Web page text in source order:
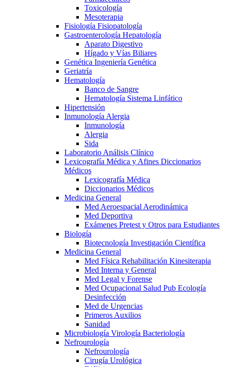
Toxicología
Mesoterapia
Fisiología Fisiopatología
Gastroenterología Hepatología
Aparato Digestivo
Hígado y Vías Biliares
Genética Ingeniería Genética
Geriatría
Hematología
Banco de Sangre
Hematología Sistema Linfático
Hipertensión
Inmunología Alergia
Inmunología
Alergia
Sida
Laboratorio Análisis Clínico
Lexicografía Médica y Afines Diccionarios
Médicos
Lexicografía Médica
Diccionarios Médicos
Medicina General
Med Aeroespacial Aerodinámica
Med Deportiva
Exámenes Pretest y Otros para Estudiantes
Biología
Biotecnología Investigación Científica
Medicina General
Med Física Rehabilitación Kinesiterapia
Med Interna y General
Med Legal y Forense
Med Ocupacional Salud Pub Ecología
Desinfección
Med de Urgencias
Primeros Auxilios
Sanidad
Microbiología Virología Bacteriología
Nefrourología
Nefrourología
Cirugía Urológica